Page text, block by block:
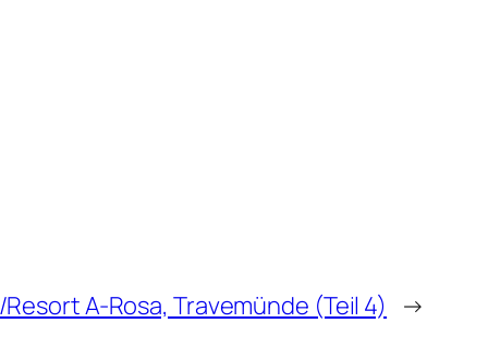
A-Rosa, Travemünde (Teil 4) →